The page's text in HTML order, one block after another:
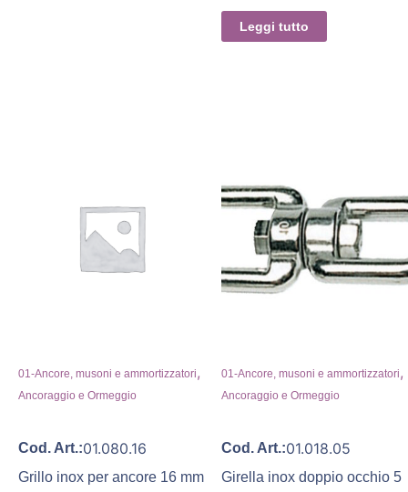
Leggi tutto
01-Ancore, musoni e ammortizzatori,
Ancoraggio e Ormeggio
Cod. Art.:01.080.16
Grillo inox per ancore 16 mm
01-Ancore, musoni e ammortizzatori,
Ancoraggio e Ormeggio
Cod. Art.:01.018.05
Girella inox doppio occhio 5